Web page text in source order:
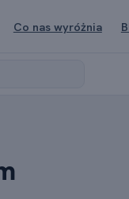
Co nas wyróżnia